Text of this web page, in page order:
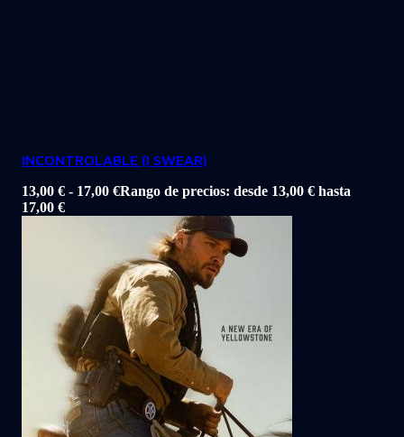
INCONTROLABLE (I SWEAR)
13,00 € - 17,00 €Rango de precios: desde 13,00 € hasta
17,00 €